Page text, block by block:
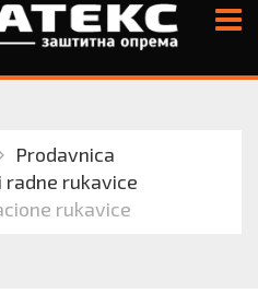
Prodavnica
radne rukavice
rukavice